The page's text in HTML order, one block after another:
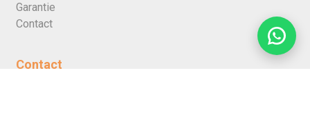
Garantie
Contact
Contact